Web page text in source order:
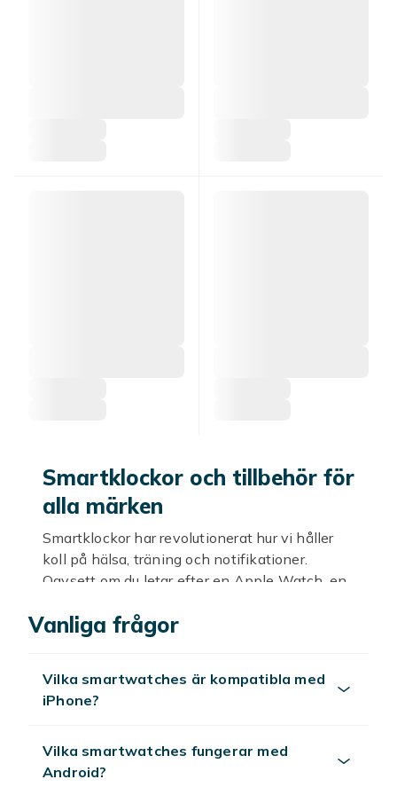
Smartklockor och tillbehör för
alla märken
Smartklockor har revolutionerat hur vi håller
koll på hälsa, träning och notifikationer.
Oavsett om du letar efter en Apple Watch, en
kompatibel med Android eller iPhone hittar du
smartwatch-modellerna.
kompatibla tillbehör
Vanliga frågor
Vilka smartwatches är kompatibla med
iPhone?
Vilka smartwatches fungerar med
Android?